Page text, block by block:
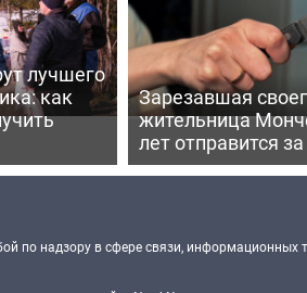
лучшего
как
Зарезавшая
жительница
лет отправится
по надзору в сфере связи, информационных